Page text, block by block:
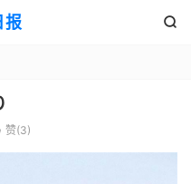
报 
赞(3)